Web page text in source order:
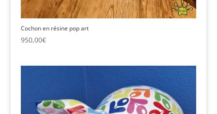
Cochon en résine pop art
950,00€